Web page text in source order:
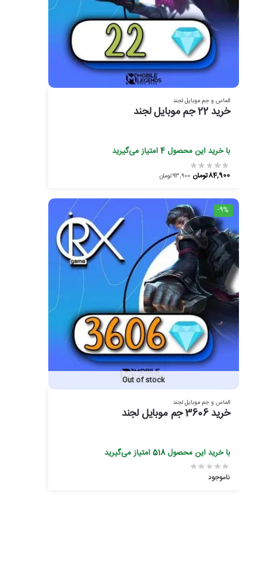
الماس و جم موبایل لجند
خرید 22 جم موبایل لجند
با خرید این محصول4امتیاز می‌گیرید
93,900تومان 84,900تومان
-9%
Out of stock
الماس و جم موبایل لجند
خرید 3606 جم موبایل لجند
با خرید این محصول518امتیاز می‌گیرید
ناموجود